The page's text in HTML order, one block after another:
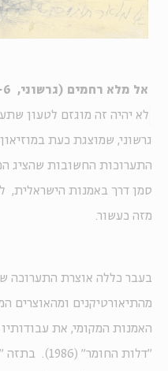
אל מלא רחמים (גרשוני, 1995-6)
לא יהיה זה מוגזם לטעון
גרשוני, שמוצגת כעת
התערוכות החשובות שהציג
סמן דרך באמנות הישראלית,
מזה כעשור.
בעבר כללה אוצרת התערוכה
מהתיאורטיקנים ומהאוצרים
האמנות המקומי, את
"דלות החומר"